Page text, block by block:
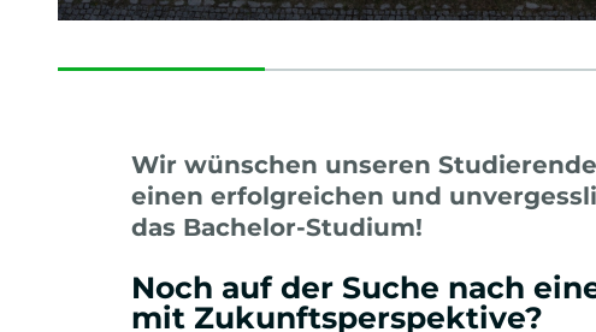
Wir wünschen unseren
einen erfolgreichen und
das Bachelor-Studium!
Noch auf der Suche nach
mit Zukunftsperspektive?